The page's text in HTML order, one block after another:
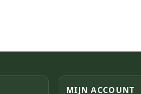
MIJN ACCOUNT